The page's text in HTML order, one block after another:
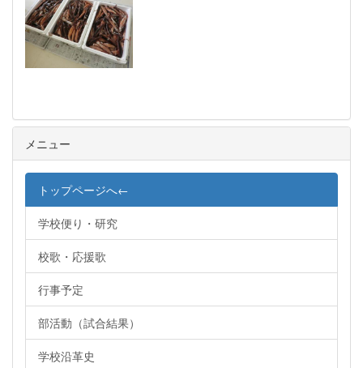
メニュー
トップページへ←
学校便り・研究
校歌・応援歌
行事予定
部活動（試合結果）
学校沿革史